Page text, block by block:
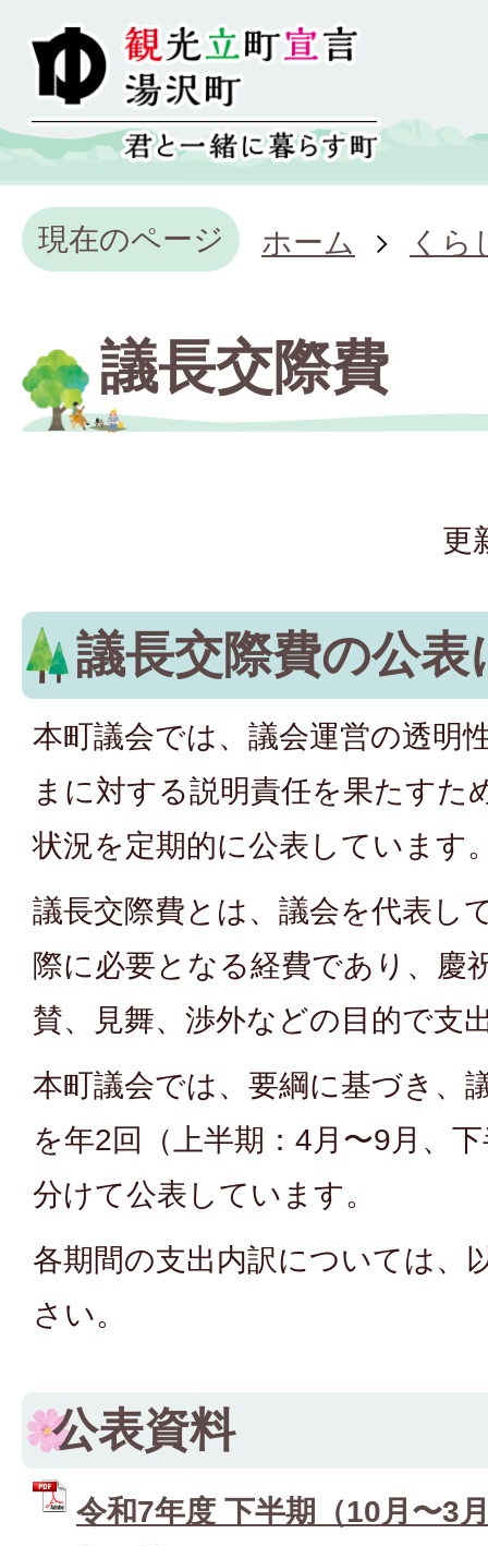
現在のページ ホーム くら
議長交際費
更
議長交際費の公表
本町議会では、議会運営の透明
まに対する説明責任を果たすた
状況を定期的に公表しています
議長交際費とは、議会を代表し
際に必要となる経費であり、慶
賛、見舞、渉外などの目的で支
本町議会では、要綱に基づき、
を年2回（上半期：4月〜9月、
分けて公表しています。
各期間の支出内訳については、
さい。
公表資料
令和7年度 下半期（10月〜3